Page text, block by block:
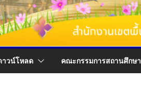
าวน์โหลด คณะกรรมการสถานศึกษา